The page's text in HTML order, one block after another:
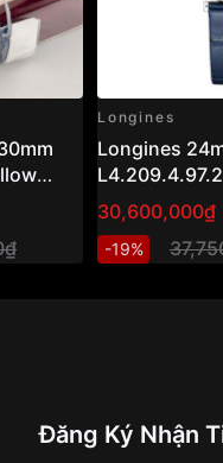
Longines
Longines
L4.209.4.97.2
30,600,000₫
-19%
Đăng Ký Nhận